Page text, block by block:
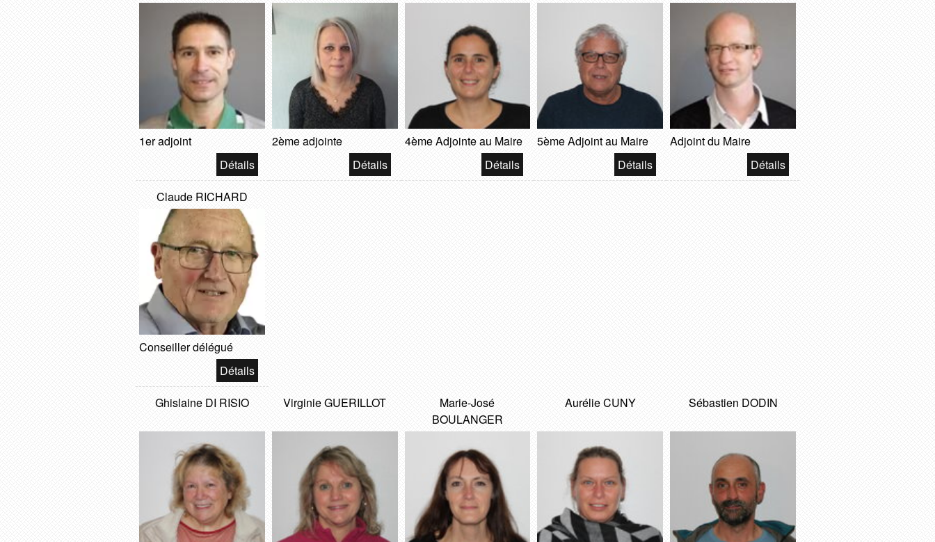
1er adjoint 2ème adjointe 4ème Adjointe au Maire 5ème Adjoint au Maire Adjoint du Maire
Claude RICHARD
Conseiller délégué
Ghislaine DI RISIO Virginie GUERILLOT
Marie-José
BOULANGER
Aurélie CUNY Sébastien DODIN